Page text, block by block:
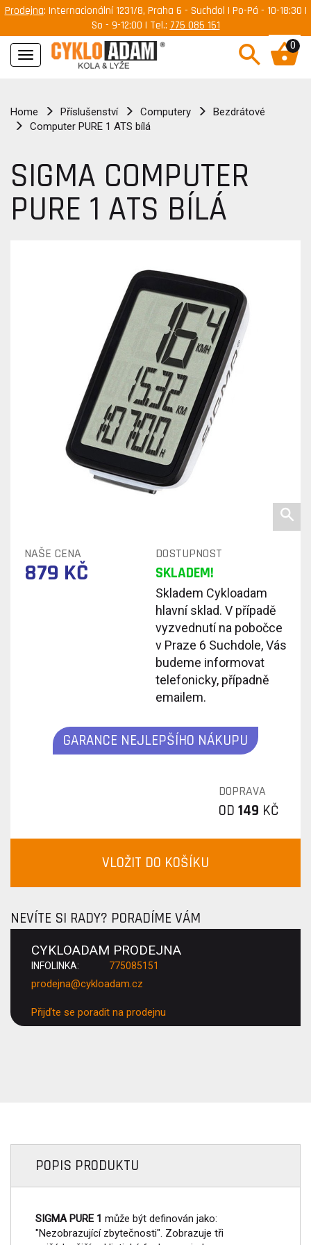
Prodejna: Internacionální 1231/8, Praha 6 - Suchdol | Po-Pá - 10-18:30 |
So - 9-12:00 | Tel.: 775 085 151
Navigace
0
Home Příslušenství Computery
Bezdrátové
Computer PURE 1 ATS bílá
SIGMA COMPUTER
PURE 1 ATS BÍLÁ
NAŠE CENA DOSTUPNOST
879 KČ SKLADEM!
Skladem Cykloadam
hlavní sklad. V případě
vyzvednutí na pobočce
v Praze 6 Suchdole, Vás
budeme informovat
telefonicky, případně
emailem.
GARANCE NEJLEPŠÍHO NÁKUPU
DOPRAVA
OD 149 KČ
VLOŽIT DO KOŠÍKU
NEVÍTE SI RADY? PORADÍME VÁM
CYKLOADAM PRODEJNA
INFOLINKA: 775085151
prodejna@cykloadam.cz
Přijďte se poradit na prodejnu
POPIS PRODUKTU
SIGMA PURE 1 může být definován jako:
"Nezobrazující zbytečnosti". Zobrazuje tři